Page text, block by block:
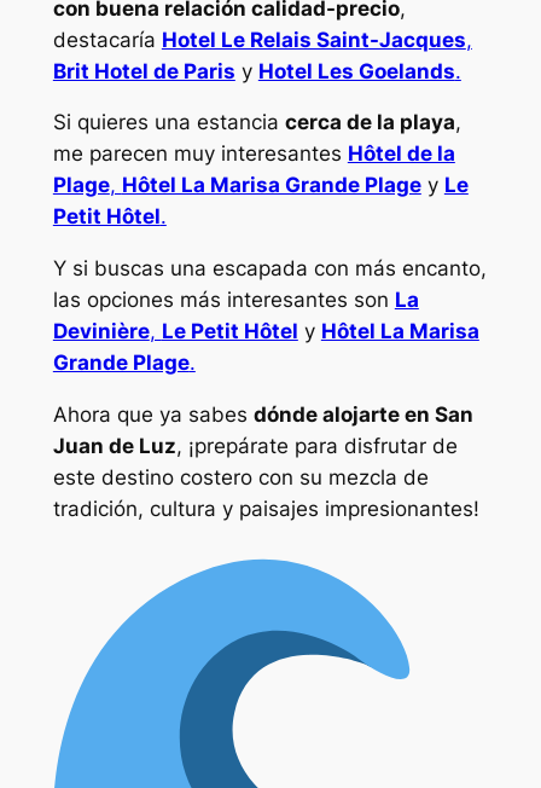
con buena relación calidad-precio,
destacaría Hotel Le Relais Saint-Jacques,
Brit Hotel de Paris y Hotel Les Goelands.
Si quieres una estancia cerca de la playa,
me parecen muy interesantes Hôtel de la
Plage, Hôtel La Marisa Grande Plagey Le
Petit Hôtel.
Y si buscas una escapada con más encanto,
las opciones más interesantes son La
Devinière, Le Petit Hôtel y Hôtel La Marisa
Grande Plage.
Ahora que ya sabes dónde alojarte en San
Juan de Luz, ¡prepárate para disfrutar de
este destino costero con su mezcla de
tradición, cultura y paisajes impresionantes!